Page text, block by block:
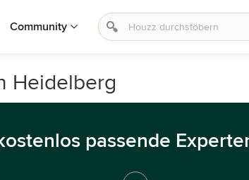
Community
Heidelberg
passende